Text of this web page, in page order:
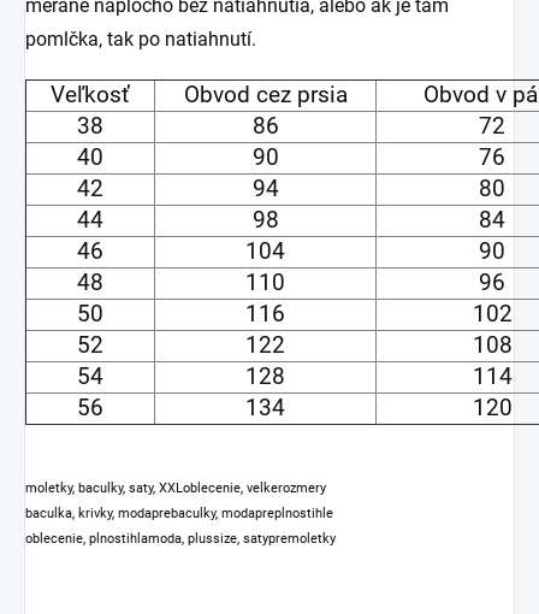
merané naplocho bez natiahnutia, alebo ak je tam
pomlčka, tak po natiahnutí.
Veľkosť Obvod cez prsia
Obvod v
38
86
72
40
90
76
42
94
80
44
98
84
46
104
90
48
110
96
50
116
102
52
122
108
54
128
114
56
134 120
moletky, baculky, saty, XXLoblecenie, velkerozmery
baculka, krivky, modaprebaculky, modapreplnostihle
oblecenie, plnostihlamoda, plussize, satypremoletky